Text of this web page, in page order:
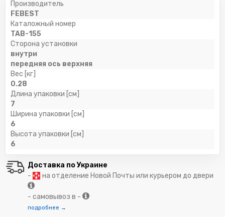
Производитель
FEBEST
Каталожный номер
TAB-155
Сторона установки
внутри
передняя ось верхняя
Вес [кг]
0.28
Длина упаковки [см]
7
Ширина упаковки [см]
6
Высота упаковки [см]
6
Доставка по Украине
-
на отделение Новой Почты или курьером до двери
- самовывоз в -
подробнее →